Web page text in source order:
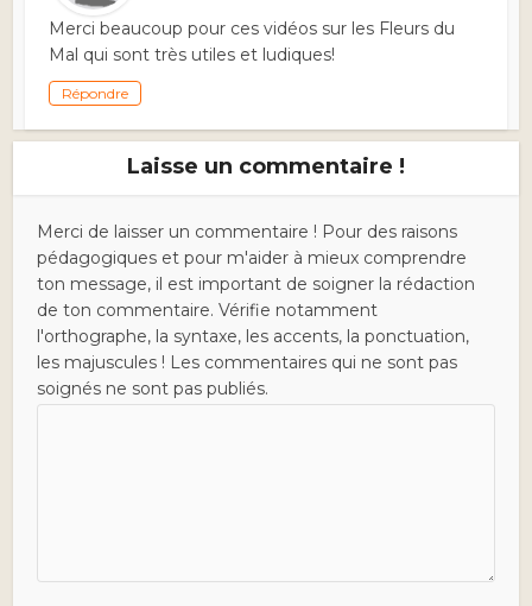
Merci beaucoup pour ces vidéos sur les Fleurs du
Mal qui sont très utiles et ludiques!
Répondre
Laisse un commentaire !
Merci de laisser un commentaire ! Pour des raisons
pédagogiques et pour m'aider à mieux comprendre
ton message, il est important de soigner la rédaction
de ton commentaire. Vérifie notamment
l'orthographe, la syntaxe, les accents, la ponctuation,
les majuscules ! Les commentaires qui ne sont pas
soignés ne sont pas publiés.